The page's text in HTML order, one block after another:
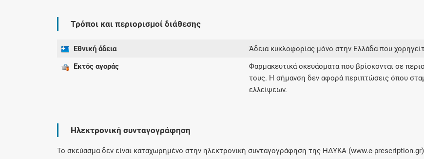
Τρόποι και περιορισμοί διάθεσης
Εθνική άδεια Άδεια κυκλοφορίας μόνο στην Ελλάδα που
Εκτός αγοράς
Φαρμακευτικά σκευάσματα που βρίσκονται σε
τους. Η σήμανση δεν αφορά περιπτώσεις όπου
ελλείψεων.
Ηλεκτρονική συνταγογράφηση
Το σκεύασμα δεν είναι καταχωρημένο στην ηλεκτρονική συνταγογράφηση της ΗΔΥΚΑ (www.e-